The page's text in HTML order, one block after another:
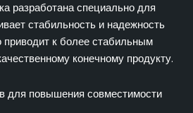
разработана специально для
стабильность и надежность
к более стабильным
конечному продукту.
для повышения совместимости